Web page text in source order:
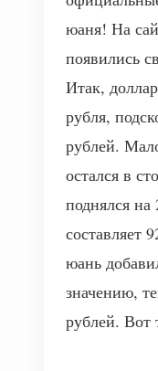
юаня! На
появились
Итак,
рубля,
рублей.
остался в
поднялся на
составляет
юань
значению,
рублей. Вот